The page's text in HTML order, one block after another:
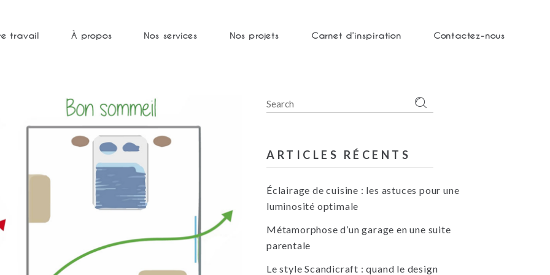
travail À propos Nos services Nos projets Carnet d’inspiration Contactez-nous
Search
ARTICLES RÉCENTS
Éclairage de cuisine : les astuces pour une
luminosité optimale
Métamorphose d’un garage en une suite
parentale
Le style Scandicraft : quand le design